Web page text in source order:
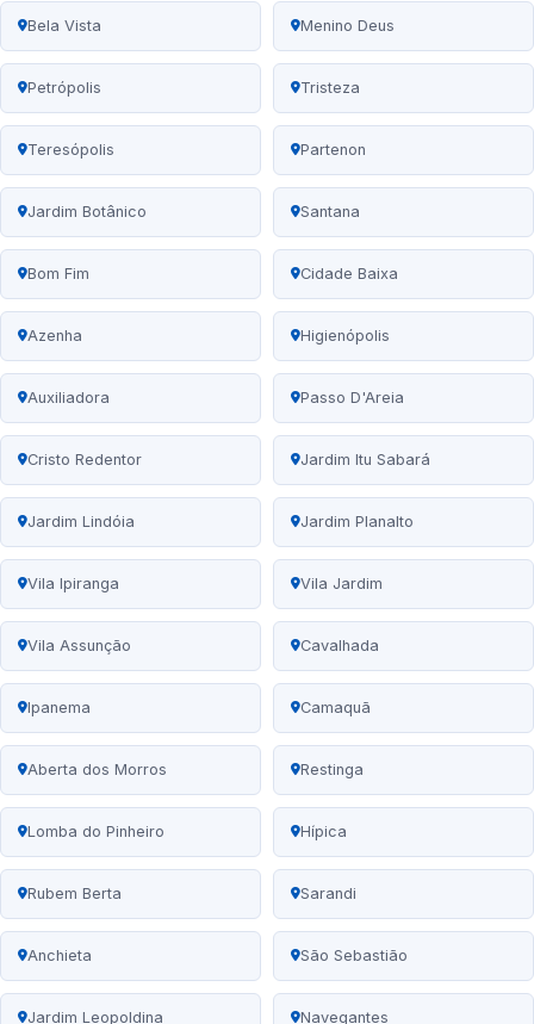
Bela Vista Menino Deus
Petrópolis Tristeza
Teresópolis Partenon
Jardim Botânico Santana
Bom Fim Cidade Baixa
Azenha Higienópolis
Auxiliadora Passo D'Areia
Cristo Redentor Jardim Itu Sabará
Jardim Lindóia Jardim Planalto
Vila Ipiranga Vila Jardim
Vila Assunção Cavalhada
Ipanema Camaquã
Aberta dos Morros Restinga
Lomba do Pinheiro Hípica
Rubem Berta Sarandi
Anchieta São Sebastião
Jardim Leopoldina Navegantes